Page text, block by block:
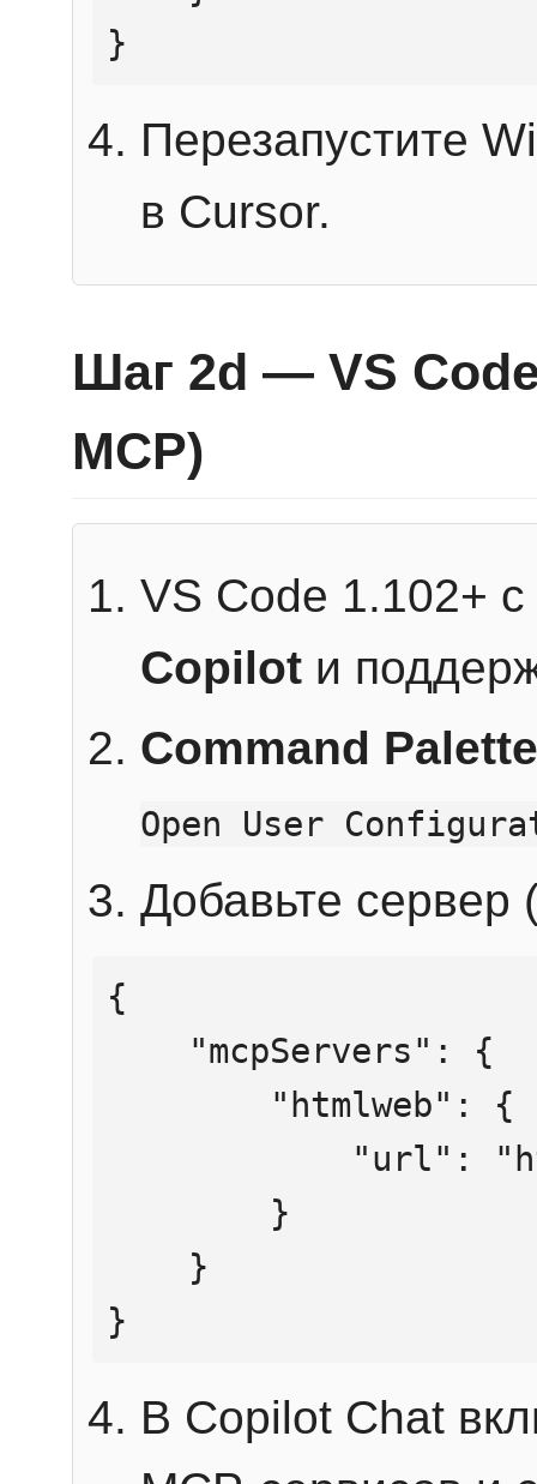
}
Перезапустите
в Cursor.
Шаг 2d — VS
MCP)
VS Code 1.102+
Copilot и
Command Palette
Open User
Добавьте сервер
{
}
В Copilot Chat